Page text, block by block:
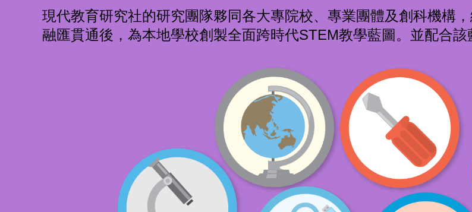
現代教育研究社的研究團隊夥同各大專院校、專業團體及創科機構
融匯貫通後，為本地學校創製全面跨時代STEM教學藍圖。並配合該